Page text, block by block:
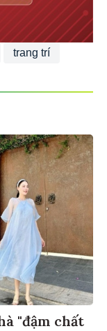
trang trí
"đậm chất